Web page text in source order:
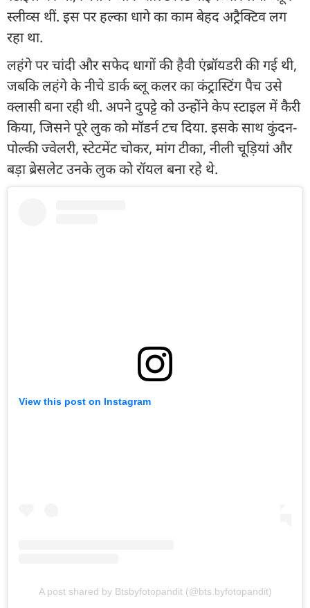
स्लीव्स थीं. इस पर हल्का धागे का काम बेहद अट्रैक्टिव लग
रहा था.
लहंगे पर चांदी और सफेद धागों की हैवी एंब्रॉयडरी की गई थी,
जबकि लहंगे के नीचे डार्क ब्लू कलर का कंट्रास्टिंग पैच उसे
क्लासी बना रही थी. अपने दुपट्टे को उन्होंने केप स्टाइल में कैरी
किया, जिसने पूरे लुक को मॉडर्न टच दिया. इसके साथ कुंदन-
पोल्की ज्वेलरी, स्टेटमेंट चोकर, मांग टीका, नीली चूड़ियां और
बड़ा ब्रेसलेट उनके लुक को रॉयल बना रहे थे.
View this post on Instagram
A post shared by Btsbyfotopandit (@bts.byfotopandit)